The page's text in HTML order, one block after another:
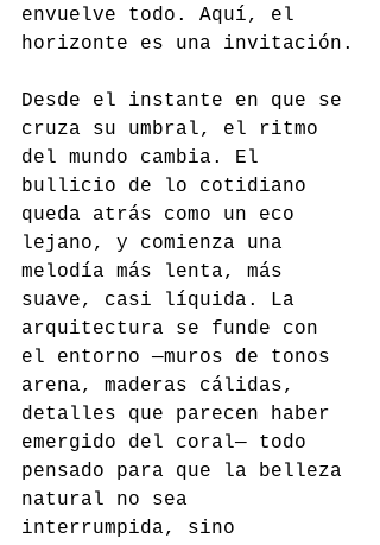
envuelve todo. Aquí, el
horizonte es una invitación.
Desde el instante en que se
cruza su umbral, el ritmo
del mundo cambia. El
bullicio de lo cotidiano
queda atrás como un eco
lejano, y comienza una
melodía más lenta, más
suave, casi líquida. La
arquitectura se funde con
el entorno —muros de tonos
arena, maderas cálidas,
detalles que parecen haber
emergido del coral— todo
pensado para que la belleza
natural no sea
interrumpida, sino